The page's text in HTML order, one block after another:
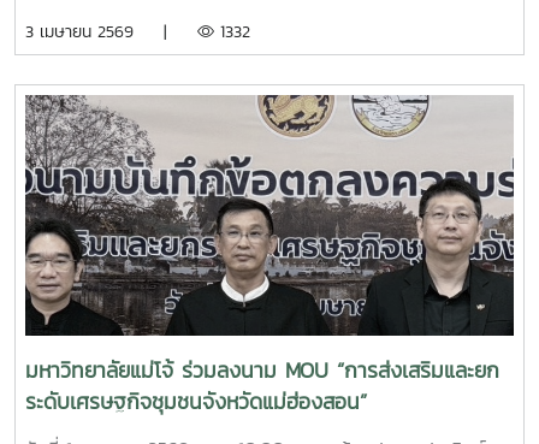
ด้านการเกษตร การแลกเปลี่ยนเรียนรู้ระหว่างเกษตรกร และ
และส่งเสริมปัจจัยการผลิต นำโดย นายพัฒน์ โกจินอก หัวหน้า
ฝ่ายพัฒนาและส่งเสริมปัจจัยการผลิต พร้อมด้วย นายสหรัฐ ตั๋
นก้อน เจ้าหน้าที่จำหน่ายจุลินทรีย์ และนักศึกษาฝึกงานสหกิจ
ศึกษา สาขาวิชาเกษตรศาสตร์ (เกษตรอินทรีย์) คณะผลิตกรรม
การเกษตร มหาวิทยาลัยแม่โจ้ ร่วมจัดบูธนิทรรศการและจำหน่าย
ผลิตภัณฑ์จุลินทรีย์ภายในงานได้รับเกียรติจาก ผู้ช่วย
ศาสตราจารย์พาวิน มะโนชัย อดีตรองอธิการบดีมหาวิทยาลัยแม่
โจ้ และเจ้าของเพจ Kaset Sook by Pawin พร้อมด้วย ผู้ช่วย
ศาสตราจารย์ ว่าที่ร้อยเอก ดร.จิระชัย ยมเกิด ผู้ช่วยอธิการบดี
เข้าเยี่ยมชมบูธของสถาบัน และให้ความสนใจพร้อมอุดหนุน
ผลิตภัณฑ์จุลินทรีย์ของหน่วยงาน
3 เมษายน 2569 | 1332
มหาวิทยาลัยแม่โจ้ ร่วมลงนาม MOU “การส่งเสริมและยก
ระดับเศรษฐกิจชุมชนจังหวัดแม่ฮ่องสอน”